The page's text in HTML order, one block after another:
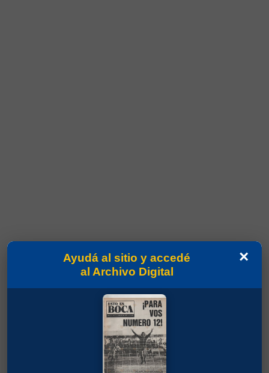
×
Ayudá al sitio y accedé
al Archivo Digital